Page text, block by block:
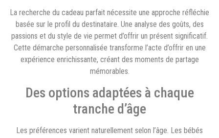
La recherche du cadeau parfait nécessite une approche réfléchie
basée sur le profil du destinataire. Une analyse des goûts, des
passions et du style de vie permet d’offrir un présent significatif.
Cette démarche personnalisée transforme l’acte d’offrir en une
expérience enrichissante, créant des moments de partage
mémorables.
Des options adaptées à chaque
tranche d’âge
Les préférences varient naturellement selon l’âge. Les bébés